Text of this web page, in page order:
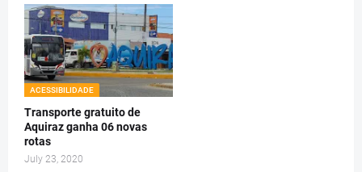
ACESSIBILIDADE
Transporte gratuito de
Aquiraz ganha 06 novas
rotas
July 23, 2020